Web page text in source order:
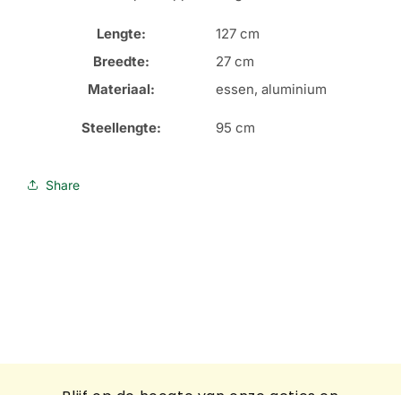
Lengte:
127 cm
Breedte:
27 cm
Materiaal:
essen, aluminium
Steellengte: 95 cm
Share